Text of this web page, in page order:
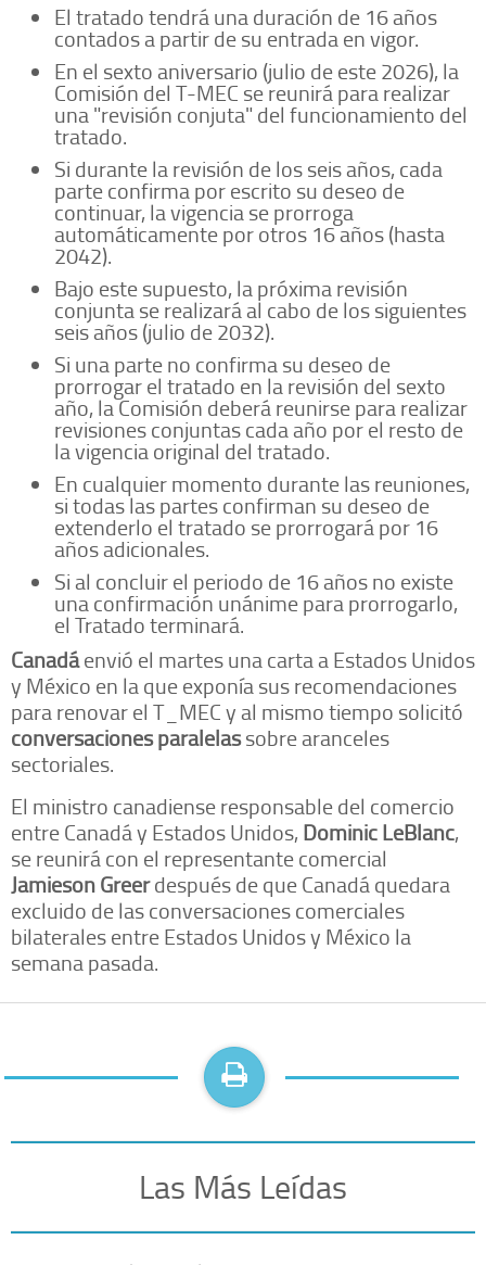
El tratado tendrá una duración de 16 años
contados a partir de su entrada en vigor.
En el sexto aniversario (julio de este 2026), la
Comisión del T-MEC se reunirá para realizar
una "revisión conjuta" del funcionamiento del
tratado.
Si durante la revisión de los seis años, cada
parte confirma por escrito su deseo de
continuar, la vigencia se prorroga
automáticamente por otros 16 años (hasta
2042).
Bajo este supuesto, la próxima revisión
conjunta se realizará al cabo de los siguientes
seis años (julio de 2032).
Si una parte no confirma su deseo de
prorrogar el tratado en la revisión del sexto
año, la Comisión deberá reunirse para realizar
revisiones conjuntas cada año por el resto de
la vigencia original del tratado.
En cualquier momento durante las reuniones,
si todas las partes confirman su deseo de
extenderlo el tratado se prorrogará por 16
años adicionales.
Si al concluir el periodo de 16 años no existe
una confirmación unánime para prorrogarlo,
el Tratado terminará.
Canadáenvió el martes una carta a Estados Unidos
y México en la que exponía sus recomendaciones
para renovar el T_MEC y al mismo tiempo solicitó
conversaciones paralelassobre aranceles
sectoriales.
El ministro canadiense responsable del comercio
entre Canadá y Estados Unidos, Dominic LeBlanc,
se reunirá con el representante comercial
Jamieson Greerdespués de que Canadá quedara
excluido de las conversaciones comerciales
bilaterales entre Estados Unidos y México la
semana pasada.
Las Más Leídas